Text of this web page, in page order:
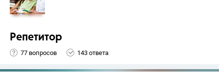
Репетитор
77 вопросов 143 ответа